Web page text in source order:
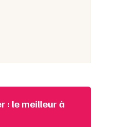
: le meilleur à